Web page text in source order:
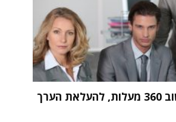
4 היתרונות של משוב 360 מעלות, להעלאת הערך